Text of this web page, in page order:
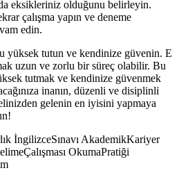
eksikleriniz olduğunu belirleyin.
çalışma yapın ve deneme
edin.
yüksek tutun ve kendinize güvenin. E
uzun ve zorlu bir süreç olabilir. Bu
tutmak ve kendinize güvenmek
inanın, düzenli ve disiplinli
gelenin en iyisini yapmaya
İngilizceSınavı AkademikKariyer
OkumaPratiği